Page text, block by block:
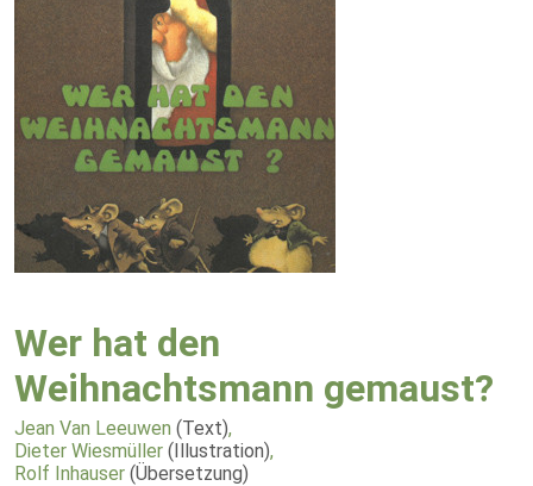
Wer hat den
Weihnachtsmann gemaust?
Jean Van Leeuwen (Text),
Dieter Wiesmüller (Illustration),
Rolf Inhauser (Übersetzung)